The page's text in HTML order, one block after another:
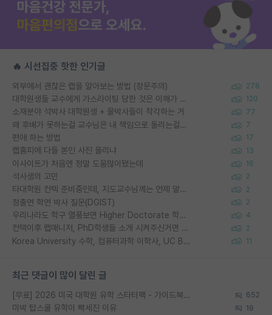
🔥 시선집중 핫한 인기글
외부에서 괜찮은 랩을 알아보는 방법 (장문주의) 278
대학원생들 교수에게 가스라이팅 당한 것은 이해가 갑니다. 안타깝네요. 120
소재분야 석박사 대학원생 + 물박사들이 착각하는 거 77
왜 후배가 못하는걸 교수님은 내 책임으로 돌리는걸까요? 7
편애 하는 방법 17
랩홈피에 다들 본인 사진 올리냐 13
이사이트가 처음엔 정말 도움많이됐는데 16
석사생의 고민 2
타대학원 컨텍 준비중인데, 지도교수님께는 언제 말씀드려야 할까요? 2
정출연 학연 박사 질문(DGIST) 2
우리나라도 학구 열풍보면 Higher Doctorate 학위가 필요하다고 봅니다. 4
컨택이후 랩매니저, PhD학생들 소개 시켜주신거면 거의 컨펌에 가깝나요? 2
Korea University 수학, 컴퓨터과학 이학사, UC Berkeley 산업공학 대학원 공학박사가 되는 것은 쉽지 않겠죠? 11
최근 댓글이 많이 달린 글
[무료] 2026 미국 대학원 유학 스타터팩 - 가이드북 & 합격자 컨택메일 템플릿 652
미박 탑스쿨 유학이 빡세진 이유 19